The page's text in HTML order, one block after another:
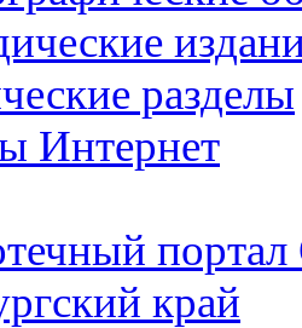
разделы
Интернет
портал
край